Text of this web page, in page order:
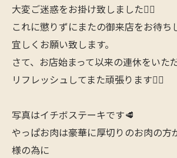
大変ご迷惑をお掛け致しました🙇‍♂️
これに懲りずにまたの御来店をお待ち
宜しくお願い致します。
さて、お店始まって以来の連休をいた
リフレッシュしてまた頑張ります🙋‍♂️
写真はイチボステーキです🥩
やっぱお肉は豪華に厚切りのお肉の方
様の為に